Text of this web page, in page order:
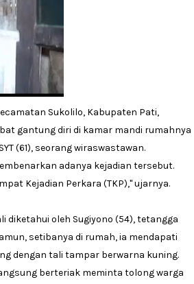
Sukolilo, Kabupaten Pati,
gantung diri di kamar mandi rumahnya
(61), seorang wiraswastawan.
adanya kejadian tersebut.
Kejadian Perkara (TKP)," ujarnya.
oleh Sugiyono (54), tetangga
setibanya di rumah, ia mendapati
dengan tali tampar berwarna kuning.
berteriak meminta tolong warga